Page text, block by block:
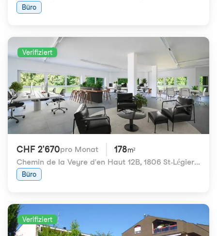
Büro
Verifiziert
CHF 2'670pro Monat 178m²
Chemin de la Veyre d'en Haut 12B, 1806 St-Légier-La Chiésaz
Büro
Verifiziert